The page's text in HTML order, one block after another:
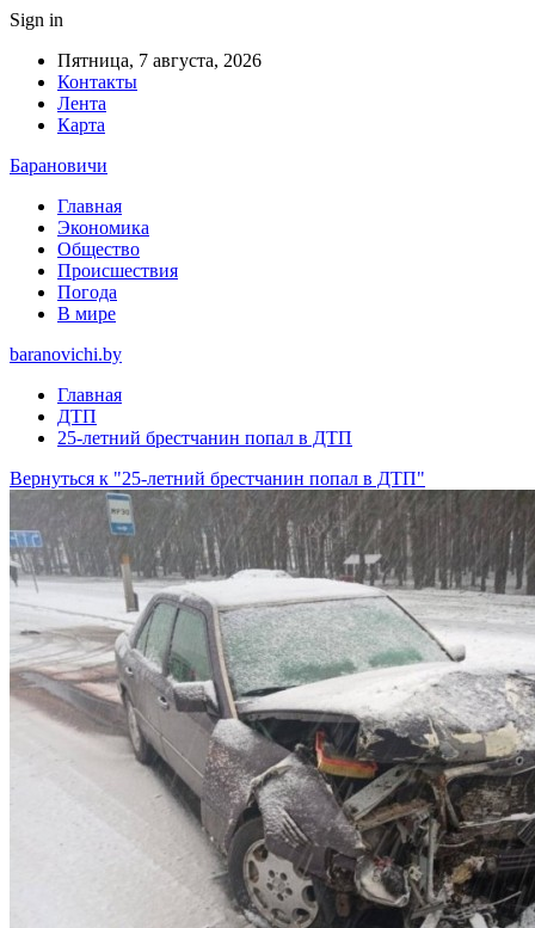
Sign in
Пятница, 7 августа, 2026
Контакты
Лента
Карта
Барановичи
Главная
Экономика
Общество
Происшествия
Погода
В мире
baranovichi.by
Главная
ДТП
25-летний брестчанин попал в ДТП
Вернуться к "25-летний брестчанин попал в ДТП"